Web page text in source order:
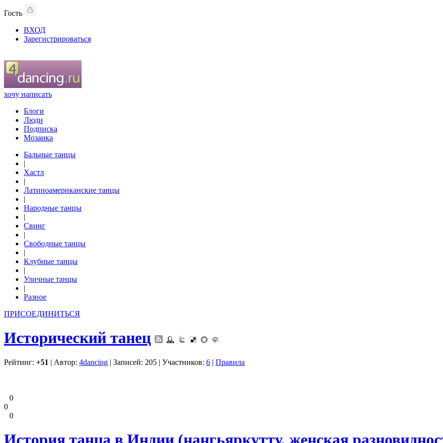
Гость
ВХОД
Зарегистрироваться
хочу написать
Блоги
Люди
Подписка
Мозаика
Бальные танцы
|
Хастл
|
Латиноамериканские танцы
|
Народные танцы
|
Свинг
|
Свободные танцы
|
Клубные танцы
|
Уличные танцы
|
Разное
ПРИСОЕДИНИТЬСЯ
Исторический танец
Рейтинг: +51 | Автор: 4dancing | Записей: 205 | Участников: 6 | Правила
0
0
0